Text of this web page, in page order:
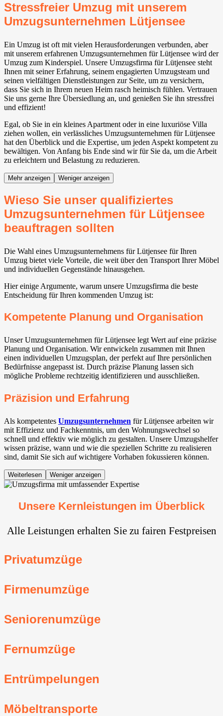
Stressfreier Umzug mit unserem
Umzugsunternehmen Lütjensee
Ein Umzug ist oft mit vielen Herausforderungen verbunden, aber
mit unserem erfahrenen Umzugsunternehmen für Lütjensee wird der
Umzug zum Kinderspiel. Unsere Umzugsfirma für Lütjensee steht
Ihnen mit seiner Erfahrung, seinem engagierten Umzugsteam und
seinen vielfältigen Dienstleistungen zur Seite, um zu versichern,
dass Sie sich in Ihrem neuen Heim rasch heimisch fühlen. Vertrauen
Sie uns gerne Ihre Übersiedlung an, und genießen Sie ihn stressfrei
und effizient!
Egal, ob Sie in ein kleines Apartment oder in eine luxuriöse Villa
ziehen wollen, ein verlässliches Umzugsunternehmen für Lütjensee
hat den Überblick und die Expertise, um jeden Aspekt kompetent zu
bewältigen. Von Anfang bis Ende sind wir für Sie da, um die Arbeit
zu erleichtern und Belastung zu reduzieren.
Mehr anzeigen Weniger anzeigen
Wieso Sie unser qualifiziertes
Umzugsunternehmen für Lütjensee
beauftragen sollten
Die Wahl eines Umzugsunternehmens für Lütjensee für Ihren
Umzug bietet viele Vorteile, die weit über den Transport Ihrer Möbel
und individuellen Gegenstände hinausgehen.
Hier einige Argumente, warum unsere Umzugsfirma die beste
Entscheidung für Ihren kommenden Umzug ist:
Kompetente Planung und Organisation
Unser Umzugsunternehmen für Lütjensee legt Wert auf eine präzise
Planung und Organisation. Wir entwickeln zusammen mit Ihnen
einen individuellen Umzugsplan, der perfekt auf Ihre persönlichen
Bedürfnisse angepasst ist. Durch präzise Planung lassen sich
mögliche Probleme rechtzeitig identifizieren und ausschließen.
Präzision und Erfahrung
Als kompetentes Umzugsunternehmen für Lütjensee arbeiten wir
mit Effizienz und Fachkenntnis, um den Wohnungswechsel so
schnell und effektiv wie möglich zu gestalten. Unsere Umzugshelfer
wissen präzise, wann und wie die speziellen Schritte zu realisieren
sind, damit Sie sich auf wichtigere Vorhaben fokussieren können.
Weiterlesen Weniger anzeigen
Unsere Kernleistungen im Überblick
Alle Leistungen erhalten Sie zu fairen Festpreisen
Privatumzüge
Firmenumzüge
Seniorenumzüge
Fernumzüge
Entrümpelungen
Möbeltransporte